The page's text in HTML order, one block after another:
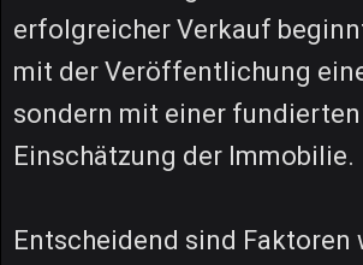
erfolgreicher Verkauf
mit der Veröffentlichung
sondern mit einer fundierten
Einschätzung der Immobilie.
Entscheidend sind Faktoren